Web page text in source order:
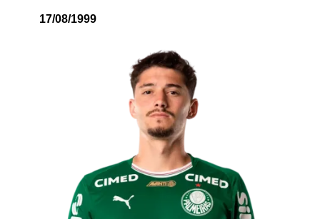
17/08/1999